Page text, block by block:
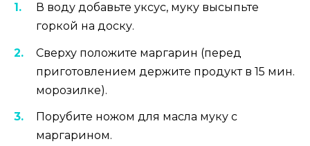
В воду добавьте уксус, муку высыпьте
горкой на доску.
Сверху положите маргарин (перед
приготовлением держите продукт в 15 мин.
морозилке).
Порубите ножом для масла муку с
маргарином.